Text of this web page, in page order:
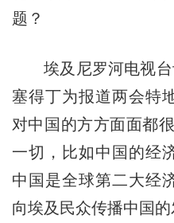
题？
埃及尼罗河电视台
塞得丁为报道两会特
对中国的方方面面都
一切，比如中国的经
中国是全球第二大经
向埃及民众传播中国的